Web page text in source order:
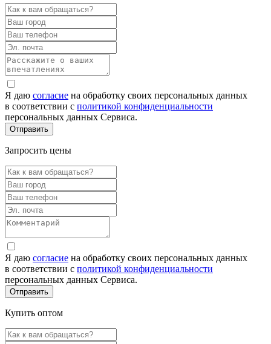
Я даю согласие на обработку своих персональных данных
в соответствии с политикой конфиденциальности
персональных данных Сервиса.
Запросить цены
Я даю согласие на обработку своих персональных данных
в соответствии с политикой конфиденциальности
персональных данных Сервиса.
Купить оптом